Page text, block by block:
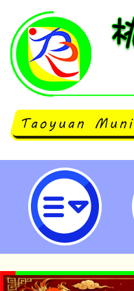
轉知樹人醫護
六)08:30-
桃園市立瑞坪